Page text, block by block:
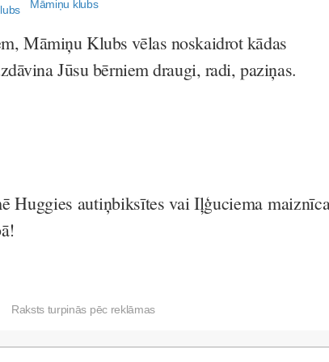
Māmiņu klubs
Māmiņu Klubs vēlas noskaidrot kādas
Jūsu bērniem draugi, radi, paziņas.
Huggies autiņbiksītes vai Iļģuciema
Raksts turpinās pēc reklāmas